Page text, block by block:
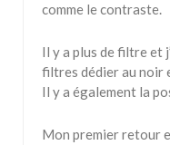
comme le contraste.
Il y a plus de filtre et
filtres dédier au noir
Il y a également la
Mon premier retour